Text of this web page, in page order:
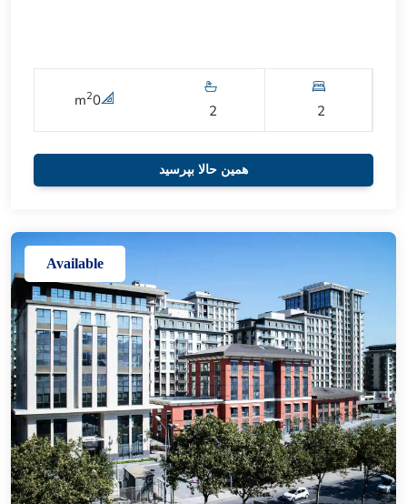
2
2
0
m2
همین حالا بپرسید
Available